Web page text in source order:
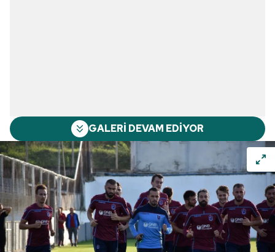
GALERİ DEVAM EDİYOR